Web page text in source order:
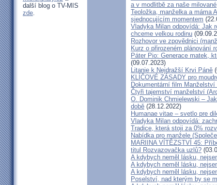
další blog o TV-MIS
zde.
a v modlitbě za naše
Teoložka, manželka a máma
sjednocujícím momentem
Vladyka Milan odpovídá: Jak
chceme velkou rodinu
Rozhovor ve zpovědnici
Kurz o přirozeném plánování
Páter Pio: Generace matek,
(09.07.2023)
Litanie k Nejdražší Krvi Páně
KLÍČOVÉ ZÁSADY pro
Dokumentární film
Čtyři tajemství manželství
O. Dominik Chmielewski –
době (28.12.2022)
Humanae vitae – svetlo pre
Vladyka Milan odpovídá:
Tradice, která stoji za 0%
Nabídka pro manžele
MARIINA VÍTĚZSTVÍ 45:
titul Rozvazovačka uzlů?
A kdybych neměl lásku,
A kdybych neměl lásku,
A kdybych neměl lásku,
Poselství, nad kterým by se